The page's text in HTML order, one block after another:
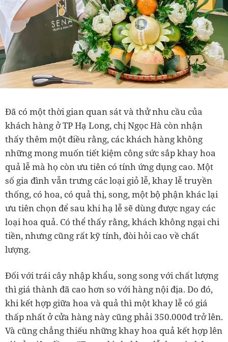
Đã có một thời gian quan sát và thử nhu cầu của
khách hàng ở TP Hạ Long, chị Ngọc Hà còn nhận
thấy thêm một điều rằng, các khách hàng không
những mong muốn tiết kiệm công sức sắp khay hoa
quả lễ mà họ còn ưu tiên có tính ứng dụng cao. Một
số gia đình vẫn trưng các loại giỏ lễ, khay lễ truyền
thống, có hoa, có quả thị, song, một bộ phận khác lại
ưu tiên chọn để sau khi hạ lễ sẽ dùng được ngay các
loại hoa quả. Có thể thấy rằng, khách không ngại chi
tiền, nhưng cũng rất kỹ tính, đòi hỏi cao về chất
lượng.
Đối với trái cây nhập khẩu, song song với chất lượng
thì giá thành đã cao hơn so với hàng nội địa. Do đó,
khi kết hợp giữa hoa và quả thì một khay lễ có giá
thấp nhất ở cửa hàng này cũng phải 350.000đ trở lên.
Và cũng chẳng thiếu những khay hoa quả kết hợp lên